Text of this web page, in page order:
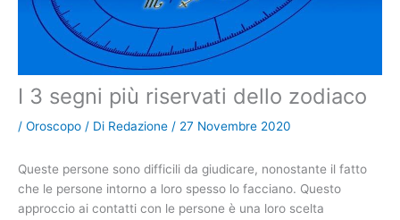
I 3 segni più riservati dello zodiaco
/ Oroscopo / Di Redazione / 27 Novembre 2020
Queste persone sono difficili da giudicare, nonostante il fatto
che le persone intorno a loro spesso lo facciano. Questo
approccio ai contatti con le persone è una loro scelta